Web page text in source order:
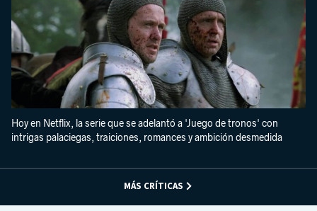
Hoy en Netflix, la serie que se adelantó a 'Juego de tronos' con
intrigas palaciegas, traiciones, romances y ambición desmedida
MÁS CRÍTICAS